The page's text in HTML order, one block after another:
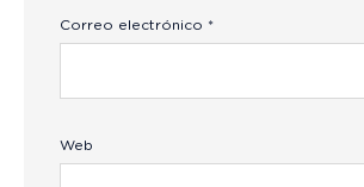
Correo electrónico *
Web